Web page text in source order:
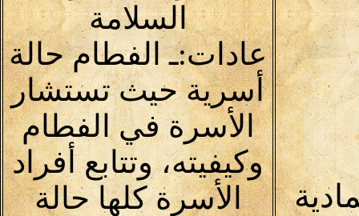
السلامة
عادات:ـ الفطام حالة
أسرية حيث تستشار
الأسرة في الفطام
وكيفيته، وتتابع أفراد
الأسرة كلها حالة